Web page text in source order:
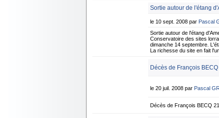
Sortie autour de l'étang
le 10 sept. 2008 par Pascal
Sortie autour de l'étang
Conservatoire des sites
dimanche 14 septembre.
La richesse du site en fait
Décès de François
le 20 juil. 2008 par Pascal
Décès de François BECQ